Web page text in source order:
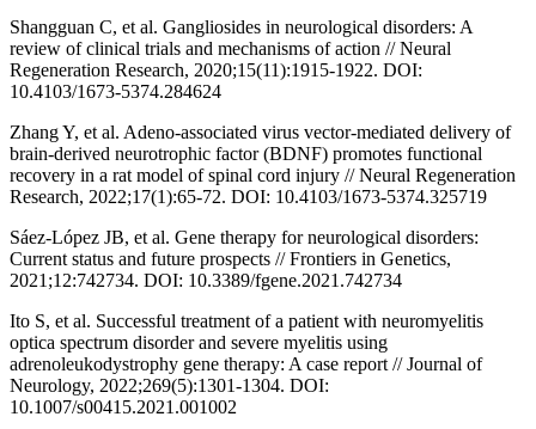
Shangguan C, et al. Gangliosides in neurological disorders: A
review of clinical trials and mechanisms of action // Neural
Regeneration Research, 2020;15(11):1915-1922. DOI:
10.4103/1673-5374.284624
Zhang Y, et al. Adeno-associated virus vector-mediated delivery of
brain-derived neurotrophic factor (BDNF) promotes functional
recovery in a rat model of spinal cord injury // Neural Regeneration
Research, 2022;17(1):65-72. DOI: 10.4103/1673-5374.325719
Sáez-López JB, et al. Gene therapy for neurological disorders:
Current status and future prospects // Frontiers in Genetics,
2021;12:742734. DOI: 10.3389/fgene.2021.742734
Ito S, et al. Successful treatment of a patient with neuromyelitis
optica spectrum disorder and severe myelitis using
adrenoleukodystrophy gene therapy: A case report // Journal of
Neurology, 2022;269(5):1301-1304. DOI:
10.1007/s00415.2021.001002